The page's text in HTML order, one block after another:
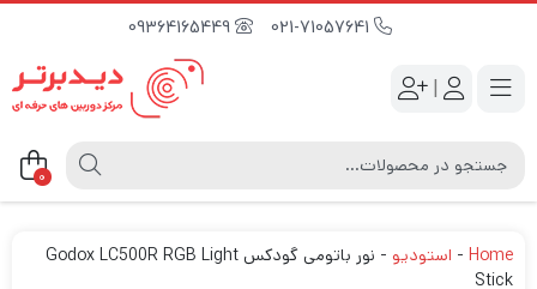
09364165449
|
0
Home
- استودیو -
نور باتومی گودکس Godox LC500R RGB Light
Stick